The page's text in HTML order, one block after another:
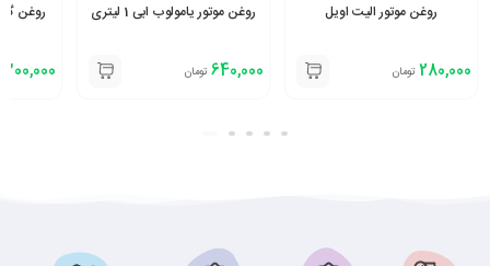
روغن موتور الیت اویل
280,000 تومان
روغن موتور یامولوب ابی 1 لیتری
640,000 تومان
روغن
300,000